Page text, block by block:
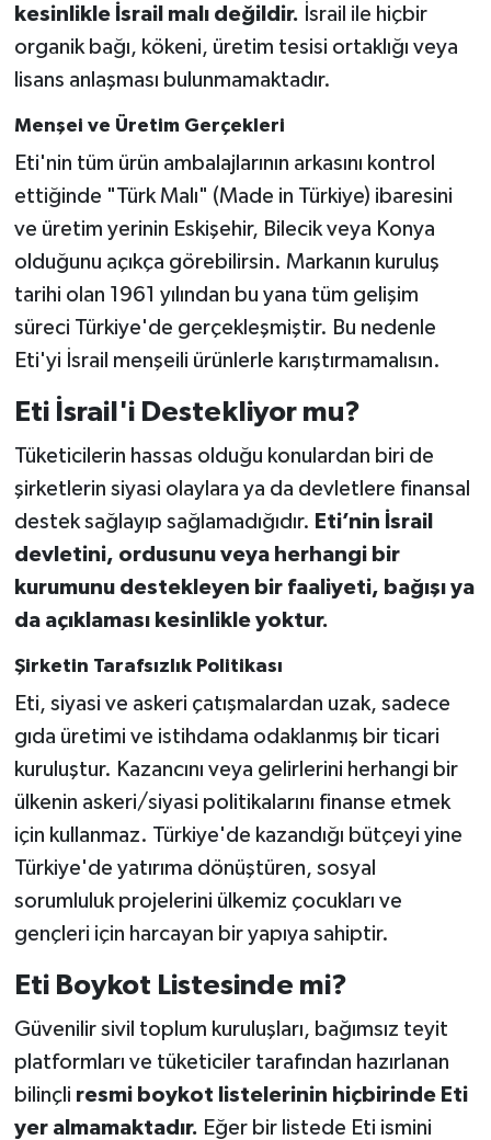
kesinlikle İsrail malı değildir. İsrail ile hiçbir
organik bağı, kökeni, üretim tesisi ortaklığı veya
lisans anlaşması bulunmamaktadır.
Menşei ve Üretim Gerçekleri
Eti'nin tüm ürün ambalajlarının arkasını kontrol
ettiğinde "Türk Malı" (Made in Türkiye) ibaresini
ve üretim yerinin Eskişehir, Bilecik veya Konya
olduğunu açıkça görebilirsin. Markanın kuruluş
tarihi olan 1961 yılından bu yana tüm gelişim
süreci Türkiye'de gerçekleşmiştir. Bu nedenle
Eti'yi İsrail menşeili ürünlerle karıştırmamalısın.
Eti İsrail'i Destekliyor mu?
Tüketicilerin hassas olduğu konulardan biri de
şirketlerin siyasi olaylara ya da devletlere finansal
destek sağlayıp sağlamadığıdır. Eti’nin İsrail
devletini, ordusunu veya herhangi bir
kurumunu destekleyen bir faaliyeti, bağışı ya
da açıklaması kesinlikle yoktur.
Şirketin Tarafsızlık Politikası
Eti, siyasi ve askeri çatışmalardan uzak, sadece
gıda üretimi ve istihdama odaklanmış bir ticari
kuruluştur. Kazancını veya gelirlerini herhangi bir
ülkenin askeri/siyasi politikalarını finanse etmek
için kullanmaz. Türkiye'de kazandığı bütçeyi yine
Türkiye'de yatırıma dönüştüren, sosyal
sorumluluk projelerini ülkemiz çocukları ve
gençleri için harcayan bir yapıya sahiptir.
Eti Boykot Listesinde mi?
Güvenilir sivil toplum kuruluşları, bağımsız teyit
platformları ve tüketiciler tarafından hazırlanan
bilinçli resmi boykot listelerinin hiçbirinde Eti
yer almamaktadır. Eğer bir listede Eti ismini